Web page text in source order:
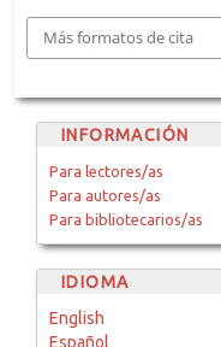
Más formatos de cita
INFORMACIÓN
Para lectores/as
Para autores/as
Para bibliotecarios/as
IDIOMA
English
Español